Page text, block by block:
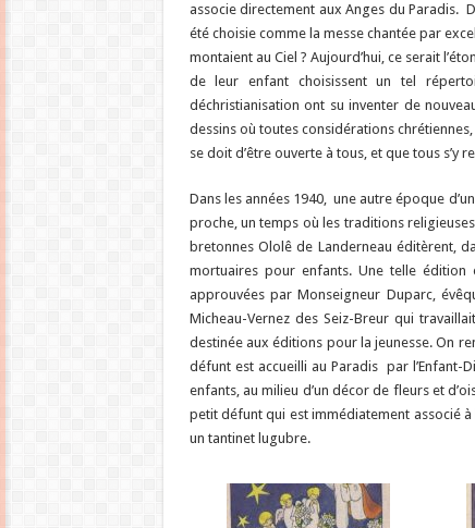
associe directement aux Anges du Paradis.
été choisie comme la messe chantée par
montaient au Ciel ? Aujourd’hui, ce serait
de leur enfant choisissent un tel
déchristianisation ont su inventer de
dessins où toutes considérations
se doit d’être ouverte à tous, et que tous s’y
Dans les années 1940, une autre époque
proche, un temps où les traditions
bretonnes Ololê de Landerneau éditèrent,
mortuaires pour enfants. Une telle édition
approuvées par Monseigneur Duparc,
Micheau-Vernez des Seiz-Breur qui
destinée aux éditions pour la jeunesse. On
défunt est accueilli au Paradis par l’Enfant-
enfants, au milieu d’un décor de fleurs et
petit défunt qui est immédiatement associé
un tantinet lugubre.